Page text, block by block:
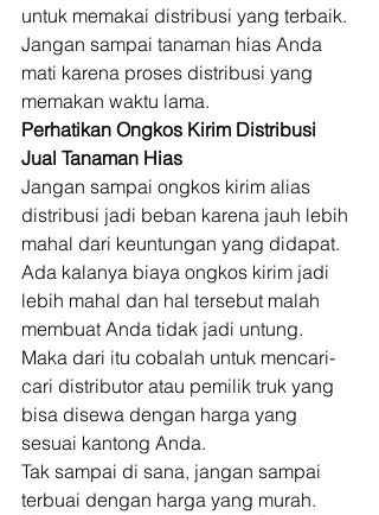
untuk memakai distribusi yang terbaik.
Jangan sampai tanaman hias Anda
mati karena proses distribusi yang
memakan waktu lama.
Perhatikan Ongkos Kirim Distribusi
Jual Tanaman Hias
Jangan sampai ongkos kirim alias
distribusi jadi beban karena jauh lebih
mahal dari keuntungan yang didapat.
Ada kalanya biaya ongkos kirim jadi
lebih mahal dan hal tersebut malah
membuat Anda tidak jadi untung.
Maka dari itu cobalah untuk mencari-
cari distributor atau pemilik truk yang
bisa disewa dengan harga yang
sesuai kantong Anda.
Tak sampai di sana, jangan sampai
terbuai dengan harga yang murah.